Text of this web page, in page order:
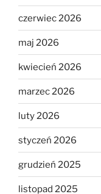
czerwiec 2026
maj 2026
kwiecień 2026
marzec 2026
luty 2026
styczeń 2026
grudzień 2025
listopad 2025